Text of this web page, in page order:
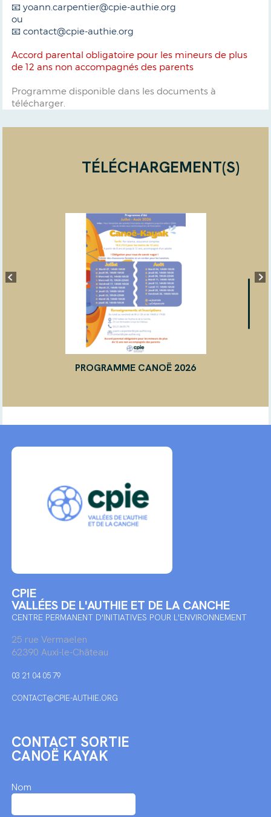
📧 yoann.carpentier@cpie-authie.org
ou
📧 contact@cpie-authie.org
Accord parental obligatoire pour les mineurs de plus
de 12 ans non accompagnés des parents
Programme disponible dans les documents à
télécharger.
TÉLÉCHARGEMENT(S)
PROGRAMME CANOË 2026
CPIE
VALLÉES DE L'AUTHIE ET DE LA CANCHE
CENTRE PERMANENT D'INITIATIVES POUR L'ENVIRONNEMENT
25 rue Vermaelen
62390 Auxi-le-Château
03 21 04 05 79
CONTACT@CPIE-AUTHIE.ORG
CONTACT SORTIE
CANOË KAYAK
Nom